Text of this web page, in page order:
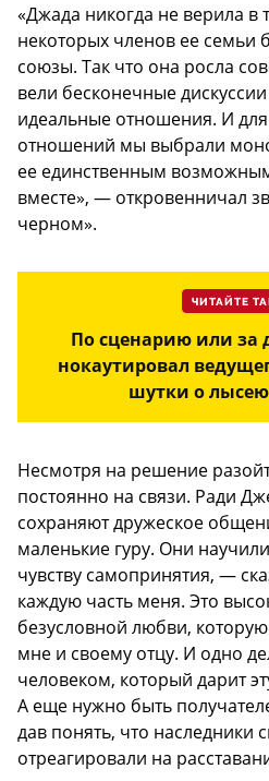
«Джада никогда не верила
некоторых членов ее
союзы. Так что она росла
вели бесконечные
идеальные отношения. И
отношений мы выбрали
ее единственным
вместе», — откровенничал
черном».
ЧИТАЙТЕ
По сценарию или за
нокаутировал
шутки о
Несмотря на решение
постоянно на связи. Ради
сохраняют дружеское
маленькие гуру. Они
чувству самопринятия, —
каждую часть меня. Это
безусловной любви,
мне и своему отцу. И одно
человеком, который дарит
А еще нужно быть
дав понять, что наследники
отреагировали на